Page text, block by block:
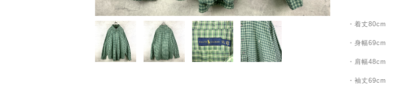
・着丈80cm
・身幅69cm
・肩幅48cm
・袖丈69cm